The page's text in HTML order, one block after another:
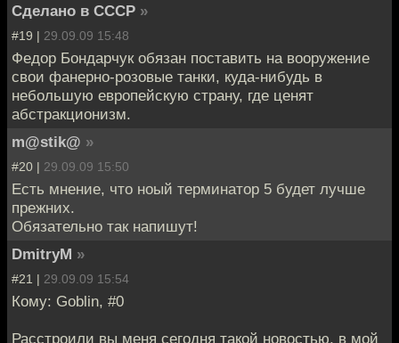
Сделано в СССР »
#19 | 29.09.09 15:48
Федор Бондарчук обязан поставить на вооружение
свои фанерно-розовые танки, куда-нибудь в
небольшую европейскую страну, где ценят
абстракционизм.
m@stik@ »
#20 | 29.09.09 15:50
Есть мнение, что ноый терминатор 5 будет лучше
прежних.
Обязательно так напишут!
DmitryM »
#21 | 29.09.09 15:54
Кому: Goblin, #0
Расстроили вы меня сегодня такой новостью, в мой